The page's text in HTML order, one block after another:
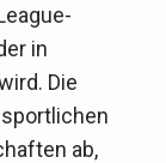
in
Die
ab,